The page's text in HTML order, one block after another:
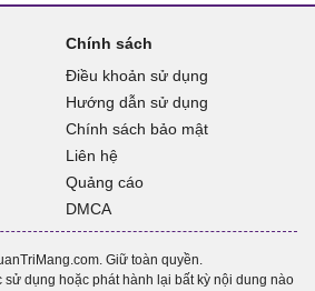
Chính sách
Điều khoản sử dụng
Hướng dẫn sử dụng
Chính sách bảo mật
Liên hệ
Quảng cáo
DMCA
Giữ toàn quyền.
dụng hoặc phát hành lại bất kỳ nội dung nào